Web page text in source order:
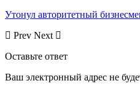
Утонул авторитетный
Prev Next
Оставьте ответ
Ваш электронный адрес не